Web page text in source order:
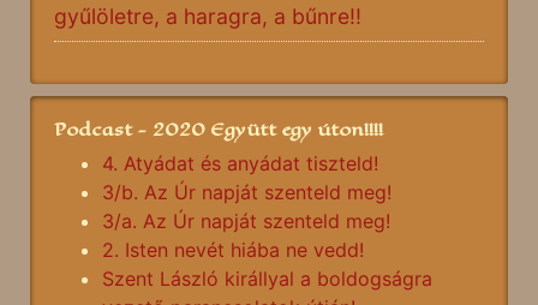
gyűlöletre, a haragra, a bűnre!!
Podcast - 2020 Együtt egy úton!!!!
4. Atyádat és anyádat tiszteld!
3/b. Az Úr napját szenteld meg!
3/a. Az Úr napját szenteld meg!
2. Isten nevét hiába ne vedd!
Szent László királlyal a boldogságra